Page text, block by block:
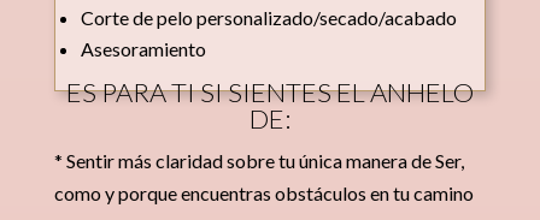
Corte de pelo personalizado/secado/acabado
Asesoramiento
ES PARA TI SI SIENTES EL ANHELO
DE:
* Sentir más claridad sobre tu única manera de Ser,
como y porque encuentras obstáculos en tu camino